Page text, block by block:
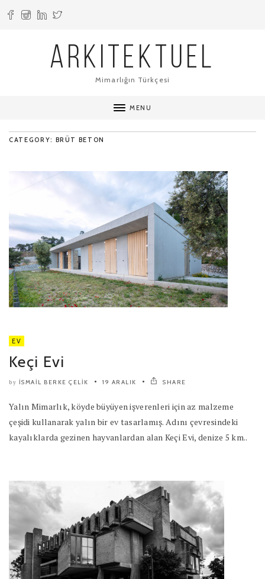
ARKITEKTUEL
Mimarlığın Türkçesi
MENU
CATEGORY: BRÜT BETON
EV
Keçi Evi
by İSMAIL BERKE ÇELIK 19 ARALIK SHARE
Yalın Mimarlık, köyde büyüyen işverenleri için az malzeme
çeşidi kullanarak yalın bir ev tasarlamış. Adını çevresindeki
kayalıklarda gezinen hayvanlardan alan Keçi Evi, denize 5 km..